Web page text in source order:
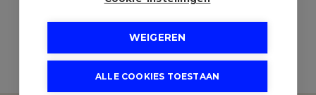
3
SLAAPKAMERS
WEIGEREN
ALLE COOKIES TOESTAAN